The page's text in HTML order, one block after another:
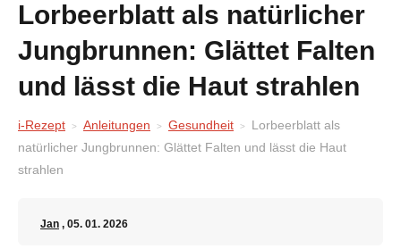
Lorbeerblatt als natürlicher
Jungbrunnen: Glättet Falten
und lässt die Haut strahlen
i-Rezept Anleitungen Gesundheit
Lorbeerblatt als
natürlicher Jungbrunnen: Glättet Falten und lässt die Haut
strahlen
Jan , 05. 01. 2026